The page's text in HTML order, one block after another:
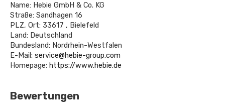
Name: Hebie GmbH & Co. KG
Straße: Sandhagen 16
PLZ, Ort: 33617 , Bielefeld
Land: Deutschland
Bundesland: Nordrhein-Westfalen
E-Mail: service@hebie-group.com
Homepage: https://www.hebie.de
Bewertungen